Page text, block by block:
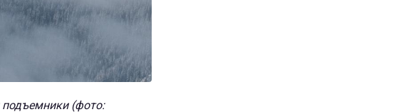
подъемники (фото: